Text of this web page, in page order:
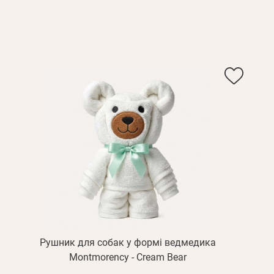
Рушник для собак у формі ведмедика
Montmorency - Cream Bear
Зареєструватися